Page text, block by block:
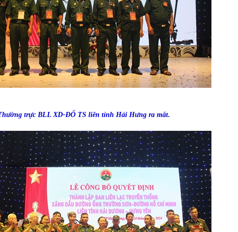
trực BLL XD-ĐỐ TS liên tỉnh Hải Hưng ra mắt.